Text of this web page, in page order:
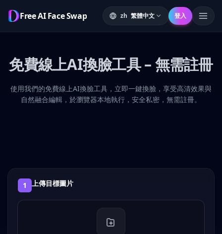
Free AI Face Swap zh 繁體中文 登入 選單
免費線上AI換臉工具 – 無需註冊
使用我們的免費線上AI換臉工具，立即一鍵換臉，享受高清效果與
自然融合編輯，於瀏覽器本地執行，安全私密，無需註冊。
1 上傳目標圖片